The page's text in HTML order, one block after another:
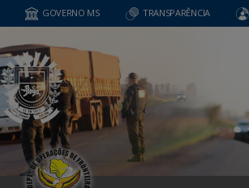
GOVERNO MS TRANSPARÊNCIA